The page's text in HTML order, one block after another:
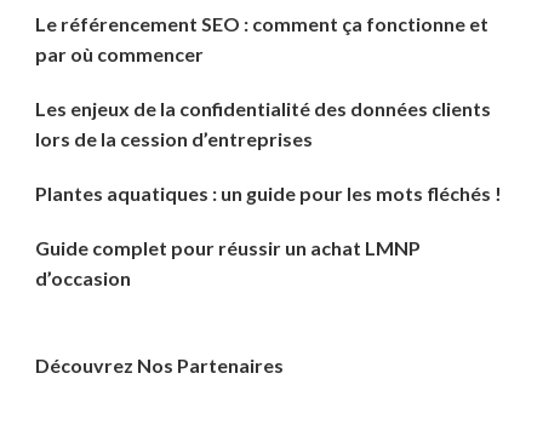
Le référencement SEO : comment ça fonctionne et
par où commencer
Les enjeux de la confidentialité des données clients
lors de la cession d’entreprises
Plantes aquatiques : un guide pour les mots fléchés !
Guide complet pour réussir un achat LMNP
d’occasion
Découvrez Nos Partenaires